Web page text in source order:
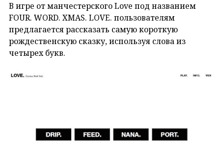
В игре от манчестерского Love под названием
FOUR. WORD. XMAS. LOVE. пользователям
предлагается рассказать самую короткую
рождественскую сказку, используя слова из
четырех букв.